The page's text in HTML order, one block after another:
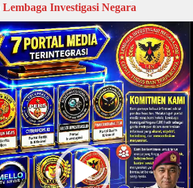
Investigasi Negara